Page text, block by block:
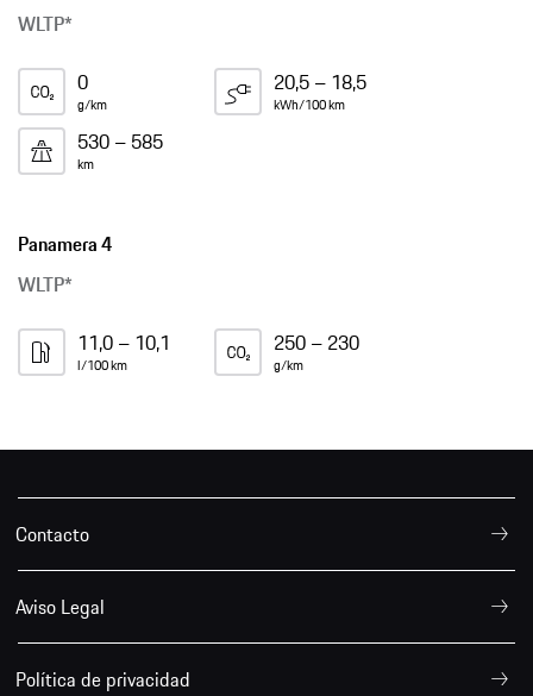
WLTP*
0
g/km
20,5 – 18,5
kWh/100 km
530 – 585
km
Panamera 4
WLTP*
11,0 – 10,1
l/100 km
250 – 230
g/km
Contacto
Aviso Legal
Política de privacidad